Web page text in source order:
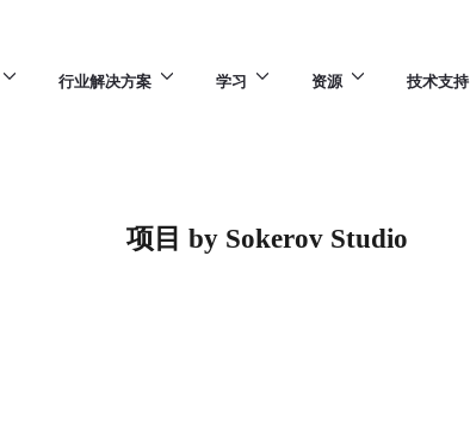
行业解决方案 学习 资源 技术支持
项目 by Sokerov Studio